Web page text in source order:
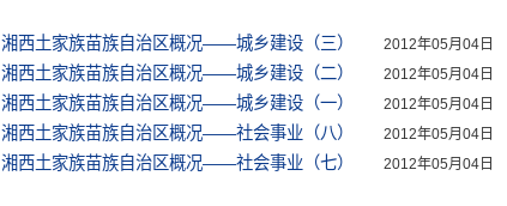
湘西土家族苗族自治区概况——城乡建设（三） 2012年05月04日
湘西土家族苗族自治区概况——城乡建设（二） 2012年05月04日
湘西土家族苗族自治区概况——城乡建设（一） 2012年05月04日
湘西土家族苗族自治区概况——社会事业（八） 2012年05月04日
湘西土家族苗族自治区概况——社会事业（七） 2012年05月04日